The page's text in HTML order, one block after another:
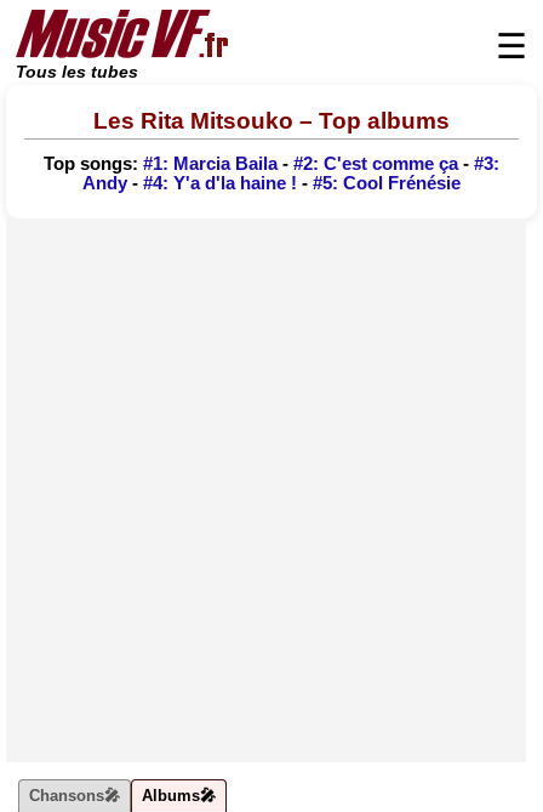
Tous les tubes
☰
Les Rita Mitsouko – Top albums
Top songs: #1: Marcia Baila- #2: C'est comme ça- #3:
Andy - #4: Y'a d'la haine ! - #5: Cool Frénésie
Chansons🎤 Albums🎤